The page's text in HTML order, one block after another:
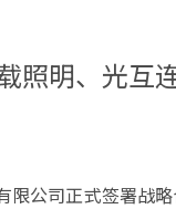
照明、光互
公司正式签署战